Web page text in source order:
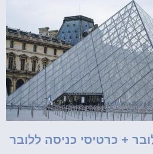
+ כרטיסי כניסה ללובר